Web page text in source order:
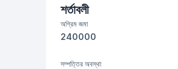
শর্তাবলী
অগ্রিম জমা
240000
সম্পত্তির অবস্থা